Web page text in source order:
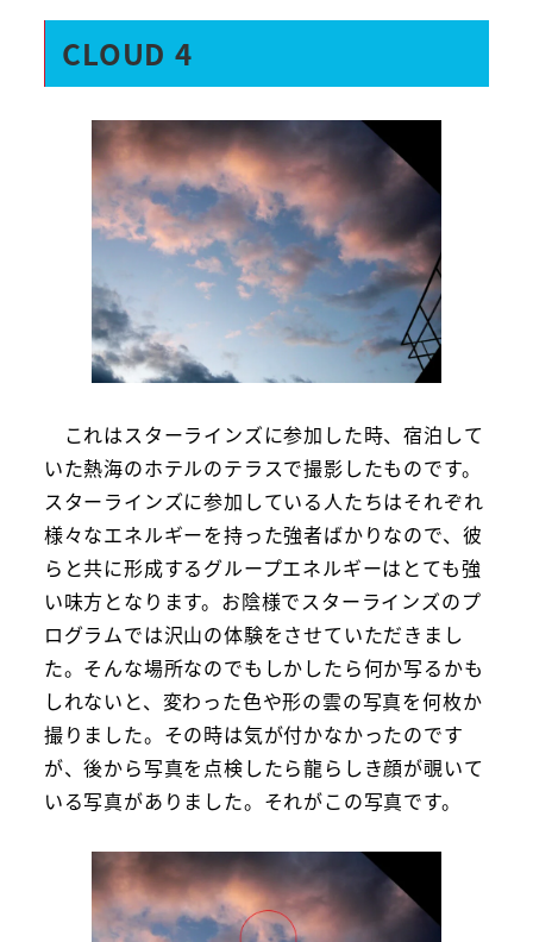
CLOUD 4
これはスターラインズに参加した時、宿泊して
いた熱海のホテルのテラスで撮影したものです。
スターラインズに参加している人たちはそれぞれ
様々なエネルギーを持った強者ばかりなので、彼
らと共に形成するグループエネルギーはとても強
い味方となります。お陰様でスターラインズのプ
ログラムでは沢山の体験をさせていただきまし
た。そんな場所なのでもしかしたら何か写るかも
しれないと、変わった色や形の雲の写真を何枚か
撮りました。その時は気が付かなかったのです
が、後から写真を点検したら龍らしき顔が覗いて
いる写真がありました。それがこの写真です。